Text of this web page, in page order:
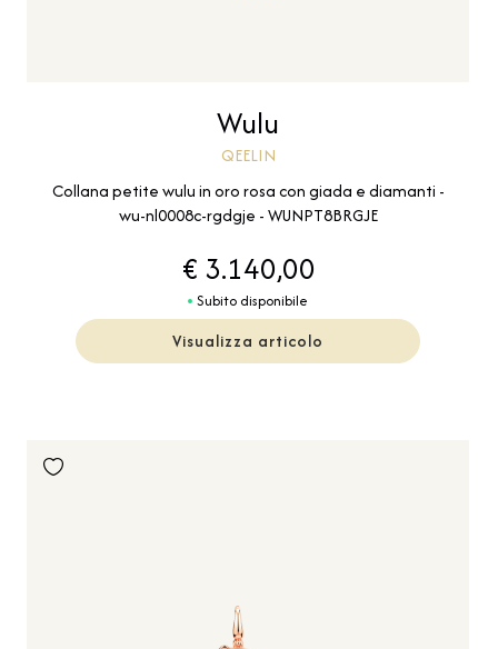
Wulu
QEELIN
Collana petite wulu in oro rosa con giada e diamanti -
wu-nl0008c-rgdgje - WUNPT8BRGJE
€ 3.140,00
Subito disponibile
Visualizza articolo